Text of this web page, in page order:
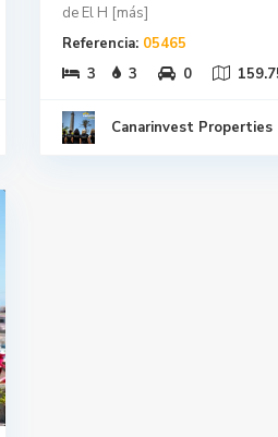
de El H [más]
Referencia: 05465
3
3 0
Canarinvest Properties